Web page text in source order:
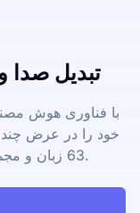
تبدیل صدا
با فناوری هوش
خود را در عرض چند
63 زبان و مجموعه‌ای از فرمت‌ها پشتیبانی می‌کند.